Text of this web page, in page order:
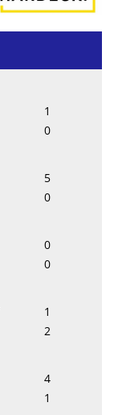
1
0
5
0
0
0
1
2
4
1